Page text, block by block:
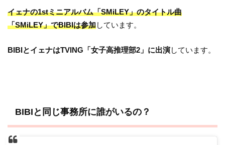
イェナの1stミニアルバム「SMiLEY」のタイトル曲
「SMiLEY」でBIBIは参加しています。
BIBIとイェナはTVING「女子高推理部2」に出演しています。
BIBIと同じ事務所に誰がいるの？